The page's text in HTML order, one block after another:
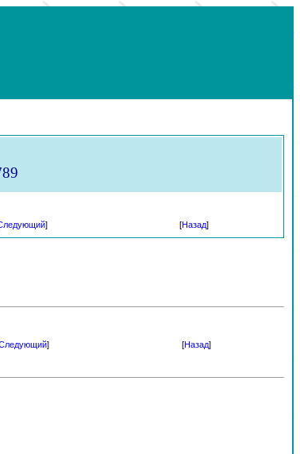
] [Назад]
] [Назад]